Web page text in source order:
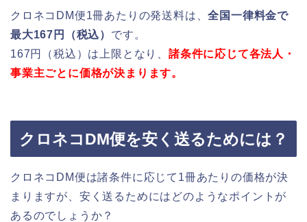
クロネコDM便1冊あたりの発送料は、全国一律料金で
最大167円（税込） です。
167円（税込）は上限となり、 諸条件に応じて各法人・
事業主ごとに価格が決まります。
クロネコDM便を安く送るためには？
クロネコDM便は諸条件に応じて1冊あたりの価格が決
まりますが、安く送るためにはどのようなポイントが
あるのでしょうか？